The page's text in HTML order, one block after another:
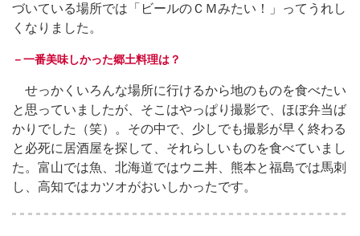
づいている場所では「ビールのＣＭみたい！」ってうれし
くなりました。
－一番美味しかった郷土料理は？
せっかくいろんな場所に行けるから地のものを食べたい
と思っていましたが、そこはやっぱり撮影で、ほぼ弁当ば
かりでした（笑）。その中で、少しでも撮影が早く終わる
と必死に居酒屋を探して、それらしいものを食べていまし
た。富山では魚、北海道ではウニ丼、熊本と福島では馬刺
し、高知ではカツオがおいしかったです。